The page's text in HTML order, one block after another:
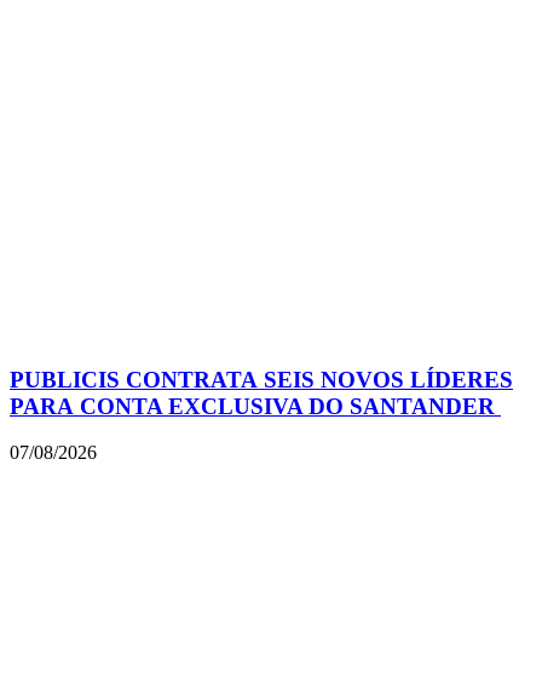
PUBLICIS CONTRATA SEIS NOVOS LÍDERES
PARA CONTA EXCLUSIVA DO SANTANDER
07/08/2026